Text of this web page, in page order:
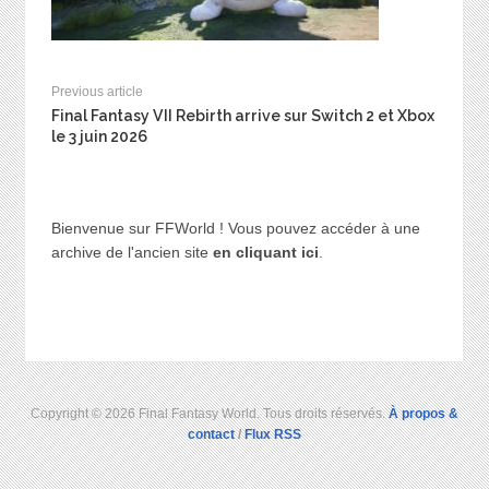
Previous article
Final Fantasy VII Rebirth arrive sur Switch 2 et Xbox
le 3 juin 2026
Bienvenue sur FFWorld ! Vous pouvez accéder à une
archive de l'ancien site en cliquant ici.
Copyright © 2026 Final Fantasy World. Tous droits réservés.À propos &
contact/Flux RSS